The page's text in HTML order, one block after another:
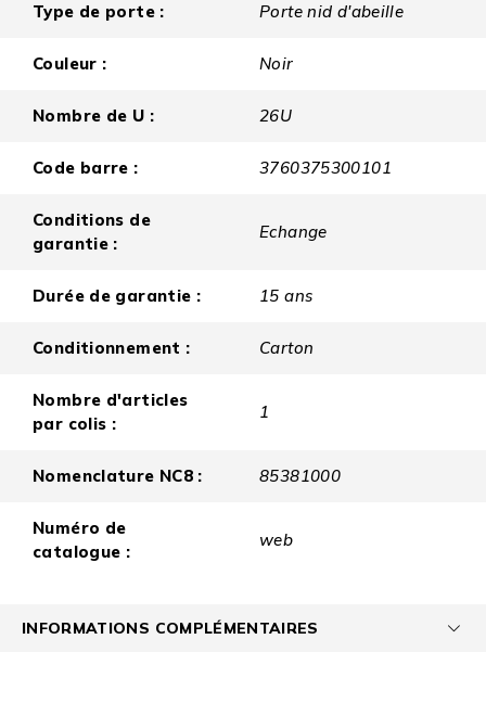
Type de porte : Porte nid d'abeille
Couleur : Noir
Nombre de U : 26U
Code barre : 3760375300101
Conditions de
garantie :
Echange
Durée de garantie : 15 ans
Conditionnement : Carton
Nombre d'articles
par colis :
1
Nomenclature NC8 : 85381000
Numéro de
catalogue :
web
INFORMATIONS COMPLÉMENTAIRES